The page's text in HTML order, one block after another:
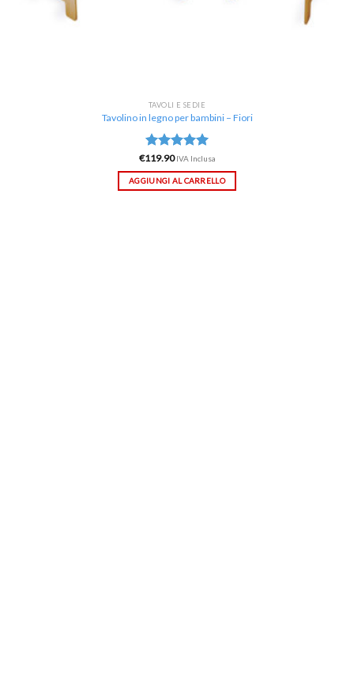
TAVOLI E SEDIE
Tavolino in legno per bambini – Fiori
Valutato
5.00su 5
€119.90 IVA Inclusa
AGGIUNGI AL CARRELLO